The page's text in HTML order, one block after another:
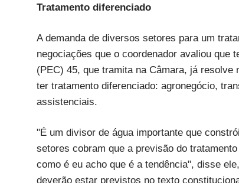
Tratamento diferenciado
A demanda de diversos setores para um
negociações que o coordenador avaliou que
(PEC) 45, que tramita na Câmara, já
ter tratamento diferenciado: agronegócio,
assistenciais.
"É um divisor de água importante que
setores cobram que a previsão do
como é eu acho que é a tendência", disse
deverão estar previstos no texto